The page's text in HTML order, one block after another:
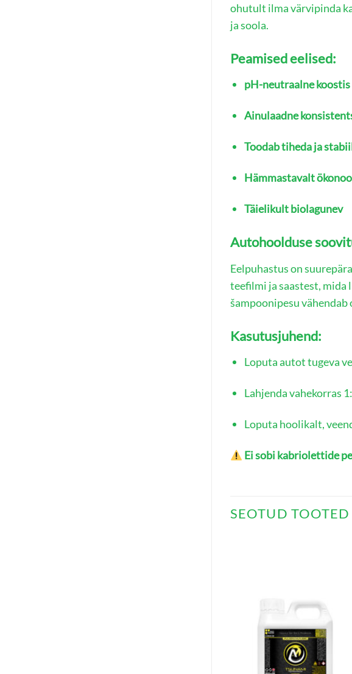
ohutult ilma värvipinda
ja soola.
Peamised eelised:
pH-neutraalne koostis
Ainulaadne
Toodab tiheda ja
Hämmastavalt
Täielikult biolagunev
Autohoolduse
Eelpuhastus on
teefilmi ja saastest,
šampoonipesu
Kasutusjuhend:
Loputa autot tugeva
Lahjenda vahekorras
Loputa hoolikalt,
Ei sobi kabriolettide
SEOTUD TOOTED